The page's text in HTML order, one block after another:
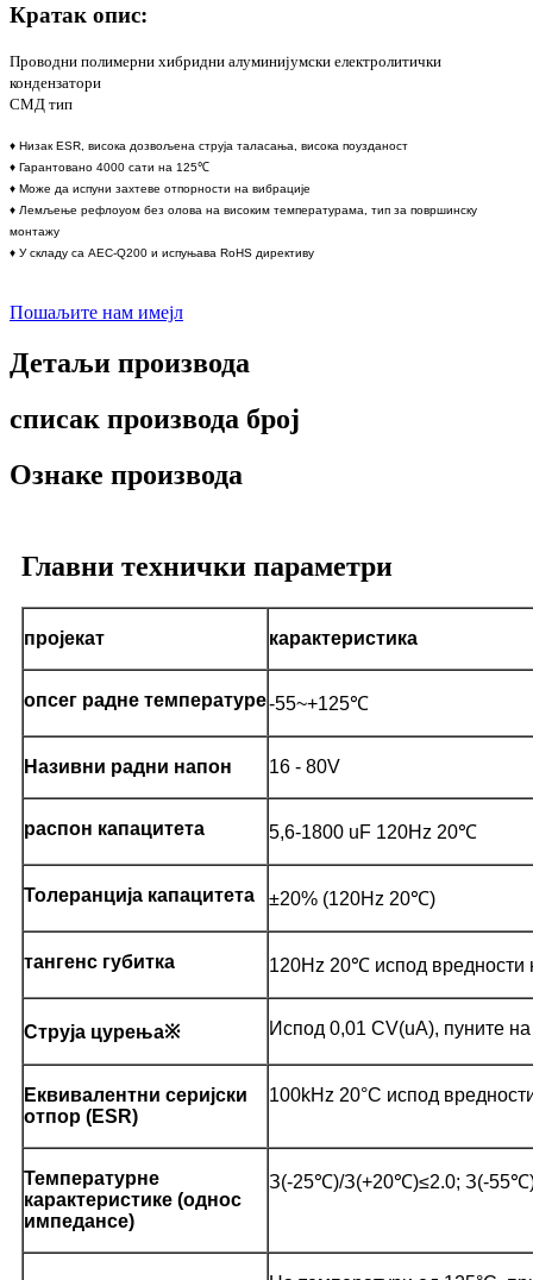
Кратак опис:
Проводни полимерни хибридни алуминијумски електролитички
кондензатори
СМД тип
♦ Низак ESR, висока дозвољена струја таласања, висока поузданост
♦ Гарантовано 4000 сати на 125℃
♦ Може да испуни захтеве отпорности на вибрације
♦ Лемљење рефлоуом без олова на високим температурама, тип за површинску
монтажу
♦ У складу са AEC-Q200 и испуњава RoHS директиву
Пошаљите нам имејл
Детаљи производа
списак производа број
Ознаке производа
Главни технички параметри
пројекат карактеристика
опсег радне температуре-55~+125℃
Називни радни напон 16 - 80V
распон капацитета 5,6-1800 uF 120Hz 20℃
Толеранција капацитета ±20% (120Hz 20℃)
тангенс губитка 120Hz 20℃ испод вредности
Струја цурења※ Испод 0,01 CV(uA), пуните
Еквивалентни серијски
отпор (ESR)
100kHz 20°C испод
Температурне
карактеристике (однос
импедансе)
З(-25℃)/З(+20℃)≤2.0; З(-